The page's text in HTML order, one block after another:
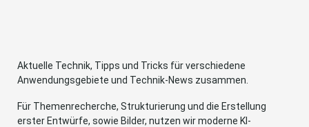
Aktuelle Technik, Tipps und Tricks für verschiedene
Anwendungsgebiete und Technik-News zusammen.
Für Themenrecherche, Strukturierung und die Erstellung
erster Entwürfe, sowie Bilder, nutzen wir moderne KI-